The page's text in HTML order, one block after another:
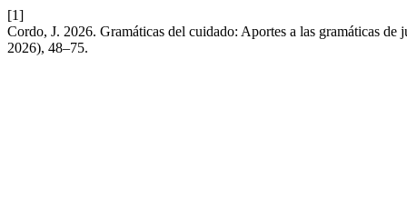
[1]
Cordo, J. 2026. Gramáticas del cuidado: Aportes a las gramáticas
2026), 48–75.